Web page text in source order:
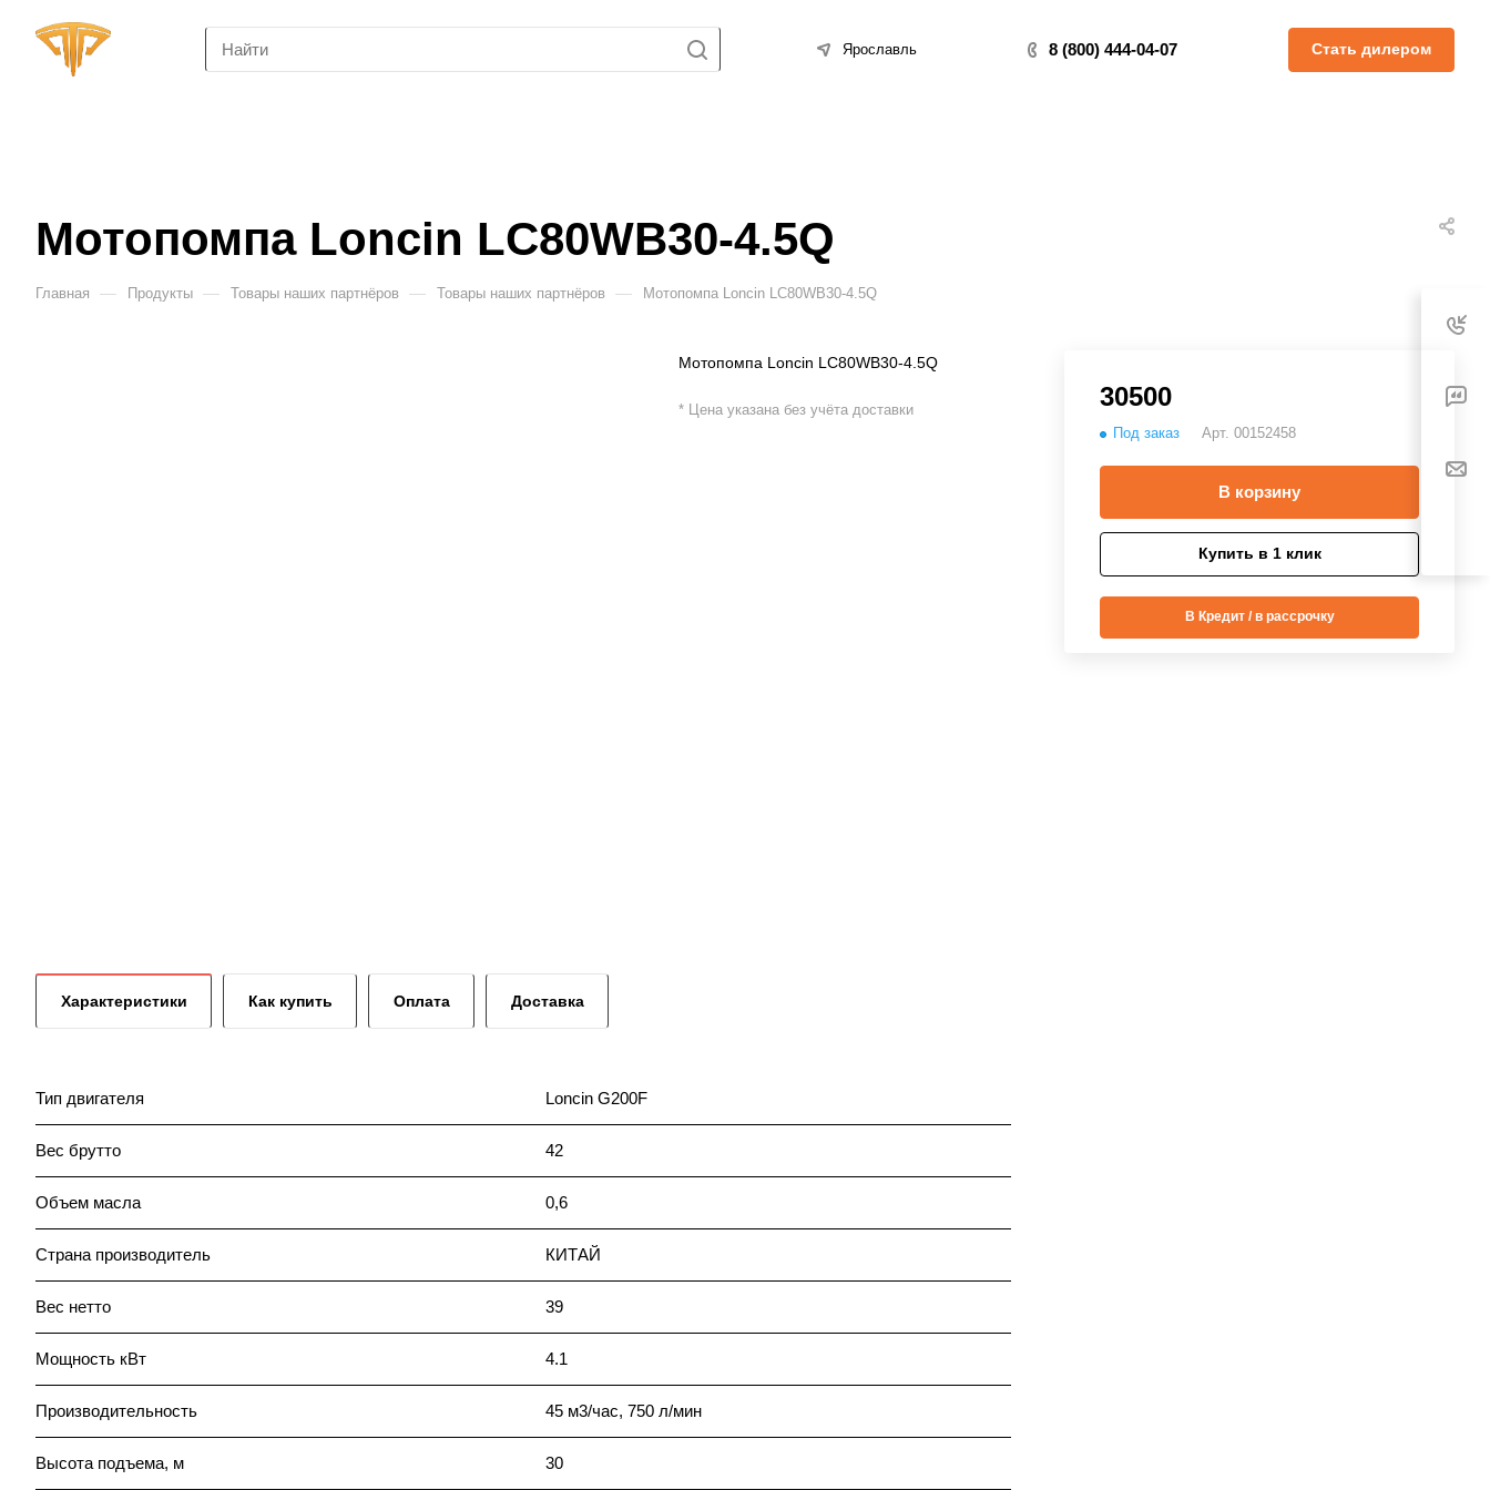
Ярославль 8 (800) 444-04-07 Стать дилером
Мотопомпа Loncin LC80WB30-4.5Q
Главная — Продукты — Товары наших партнёров — Товары наших партнёров — Мотопомпа Loncin LC80WB30-4.5Q
30500
Под заказ Арт. 00152458
В корзину
Купить в 1 клик
В Кредит / в рассрочку
Мотопомпа Loncin LC80WB30-4.5Q
* Цена указана без учёта доставки
Характеристики Как купить Оплата Доставка
Тип двигателя Loncin G200F
Вес брутто 42
Объем масла 0,6
Страна производитель КИТАЙ
Вес нетто 39
Мощность кВт 4.1
Производительность 45 м3/час, 750 л/мин
Высота подъема, м 30